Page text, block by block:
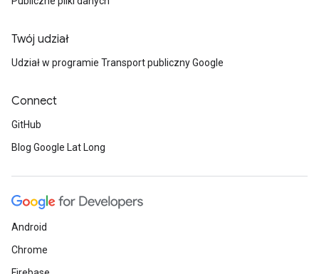
Twój udział
Udział w programie Transport publiczny Google
Connect
GitHub
Blog Google Lat Long
Android
Chrome